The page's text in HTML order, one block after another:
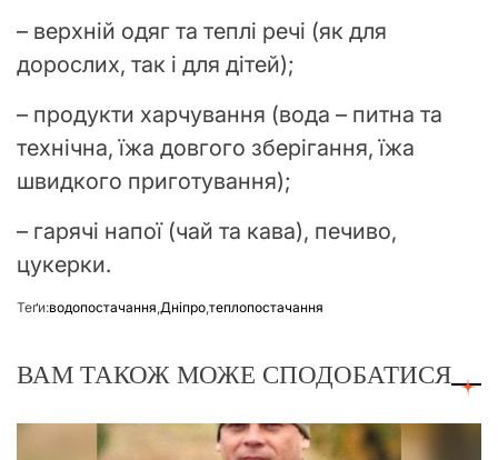
– верхній одяг та теплі речі (як для
дорослих, так і для дітей);
– продукти харчування (вода – питна та
технічна, їжа довгого зберігання, їжа
швидкого приготування);
– гарячі напої (чай та кава), печиво,
цукерки.
Теґи:водопостачання Дніпро теплопостачання
ВАМ ТАКОЖ МОЖЕ СПОДОБАТИСЯ